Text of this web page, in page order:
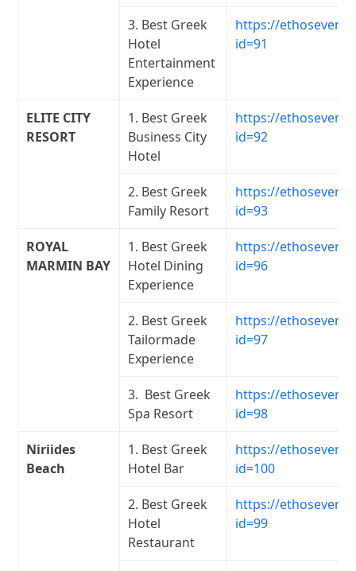
3. Best Greek
Hotel
Entertainment
Experience
https://
id=91
ELITE CITY
RESORT
1. Best Greek
Business City
Hotel
https://
id=92
2. Best Greek
Family Resort
https://
id=93
ROYAL
MARMIN BAY
1. Best Greek
Hotel Dining
Experience
https://
id=96
2. Best Greek
Tailormade
Experience
https://
id=97
3. Best Greek
Spa Resort
https://
id=98
Niriides
Beach
1. Best Greek
Hotel Bar
https://
id=100
2. Best Greek
Hotel
Restaurant
https://
id=99